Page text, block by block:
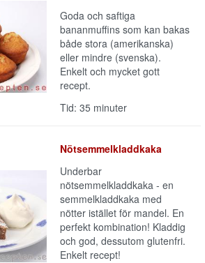
Goda och saftiga
bananmuffins som kan bakas
både stora (amerikanska)
eller mindre (svenska).
Enkelt och mycket gott
recept.
Tid: 35 minuter
Nötsemmelkladdkaka
Underbar
nötsemmelkladdkaka - en
semmelkladdkaka med
nötter istället för mandel. En
perfekt kombination! Kladdig
och god, dessutom glutenfri.
Enkelt recept!